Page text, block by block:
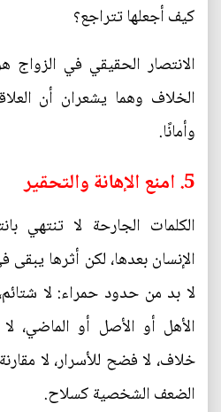
كيف أجعلها تتراجع؟
الانتصار الحقيقي في
الخلاف وهما يشعران أن
وأمانًا.
5. امنع الإهانة والتحقير
الكلمات الجارحة لا تنتهي
الإنسان بعدها، لكن أثرها يبقى
لا بد من حدود حمراء: لا
الأهل أو الأصل أو الماضي،
خلاف، لا فضح للأسرار، لا
الضعف الشخصية كسلاح.